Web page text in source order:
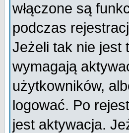
włączone są
podczas
Jeżeli tak nie jest
wymagają
użytkowników,
logować. Po
jest aktywacja.